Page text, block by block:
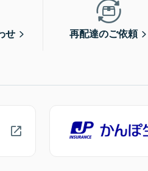
せ 再配達のご依頼